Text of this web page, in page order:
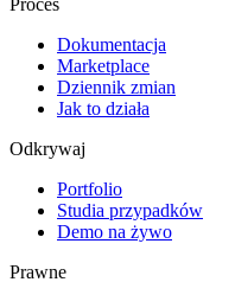
Proces
Dokumentacja
Marketplace
Dziennik zmian
Jak to działa
Odkrywaj
Portfolio
Studia przypadków
Demo na żywo
Prawne